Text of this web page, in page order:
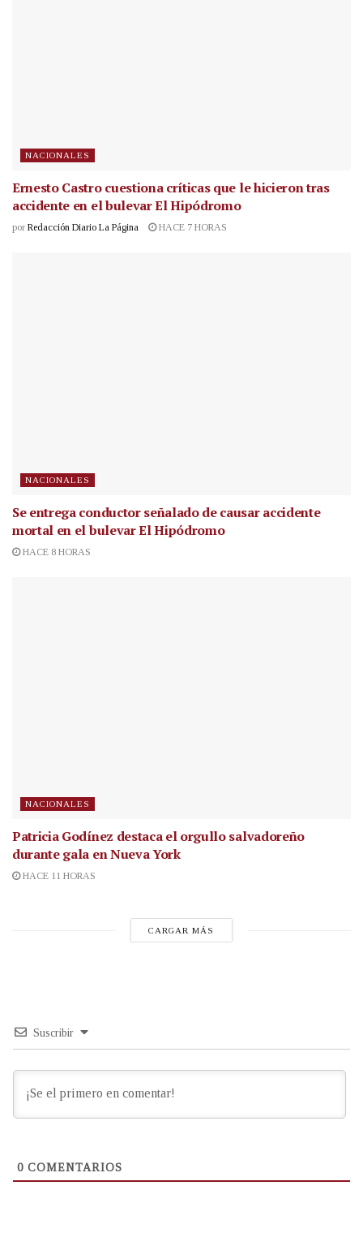
NACIONALES
Ernesto Castro cuestiona críticas que le hicieron tras
accidente en el bulevar El Hipódromo
por Redacción Diario La Página HACE 7 HORAS
NACIONALES
Se entrega conductor señalado de causar accidente
mortal en el bulevar El Hipódromo
HACE 8 HORAS
NACIONALES
Patricia Godínez destaca el orgullo salvadoreño
durante gala en Nueva York
HACE 11 HORAS
CARGAR MÁS
Suscribir
0 COMENTARIOS